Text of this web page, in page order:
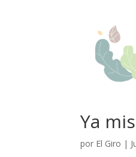
Ya
por El Giro |